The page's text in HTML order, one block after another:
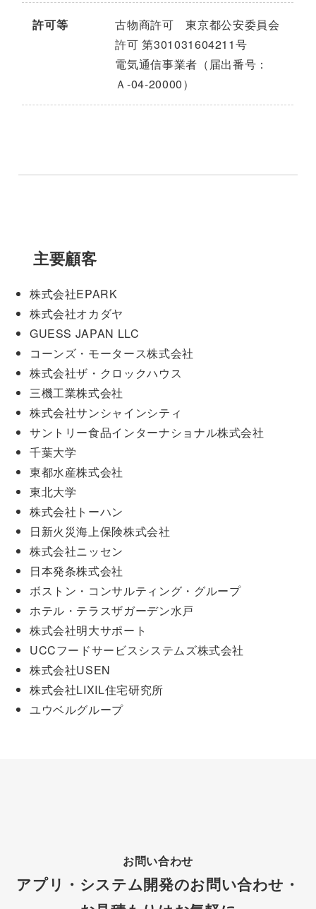
許可等
古物商許可 東京都公安委員会
許可 第301031604211号
電気通信事業者（届出番号：
Ａ-04-20000）
主要顧客
株式会社EPARK
株式会社オカダヤ
GUESS JAPAN LLC
コーンズ・モータース株式会社
株式会社ザ・クロックハウス
三機工業株式会社
株式会社サンシャインシティ
サントリー食品インターナショナル株式会社
千葉大学
東都水産株式会社
東北大学
株式会社トーハン
日新火災海上保険株式会社
株式会社ニッセン
日本発条株式会社
ボストン・コンサルティング・グループ
ホテル・テラスザガーデン水戸
株式会社明大サポート
UCCフードサービスシステムズ株式会社
株式会社USEN
株式会社LIXIL住宅研究所
ユウベルグループ
お問い合わせ
アプリ・システム開発のお問い合わせ・